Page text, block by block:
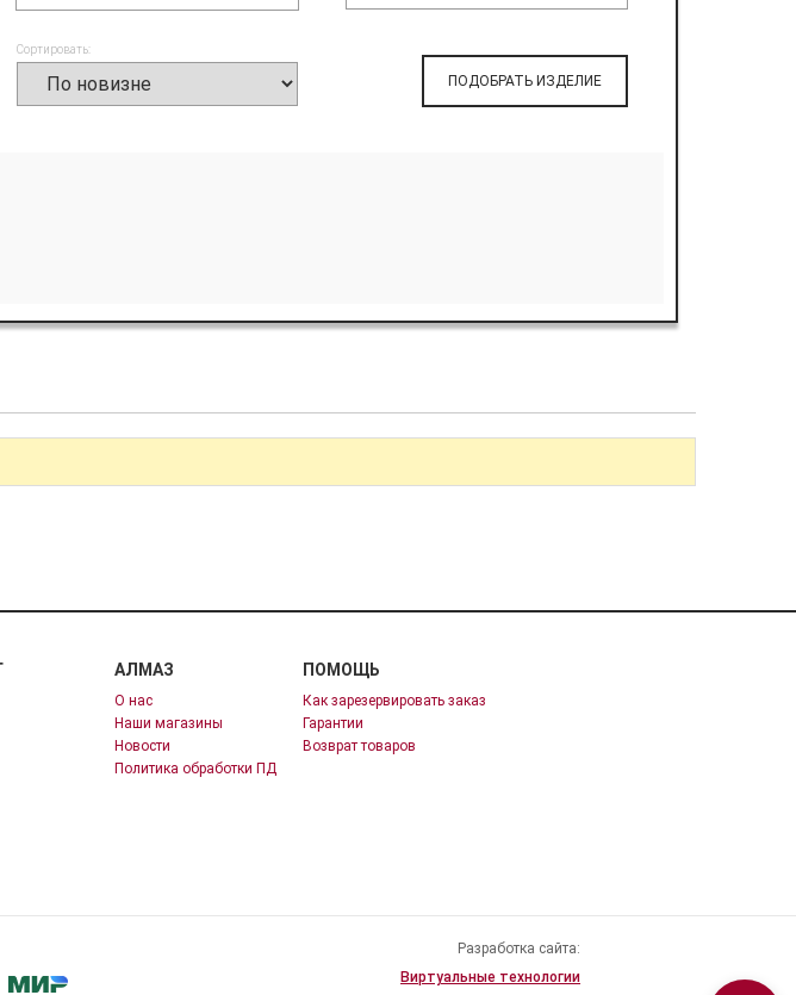
Сортировать:
ПОДОБРАТЬ ИЗДЕЛИЕ
АЛМАЗ
О нас
Наши магазины
Новости
Политика обработки ПД
ПОМОЩЬ
Как зарезервировать заказ
Гарантии
Возврат товаров
Разработка сайта:
Виртуальные технологии